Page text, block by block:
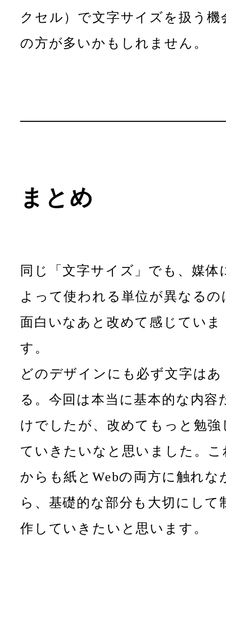
クセル）で文字サイズを扱う機
の方が多いかもしれません。
まとめ
同じ「文字サイズ」でも、媒体
よって使われる単位が異なるの
面白いなあと改めて感じていま
す。
どのデザインにも必ず文字はあ
る。今回は本当に基本的な内容
けでしたが、改めてもっと勉強
ていきたいなと思いました。こ
からも紙とWebの両方に触れな
ら、基礎的な部分も大切にして
作していきたいと思います。